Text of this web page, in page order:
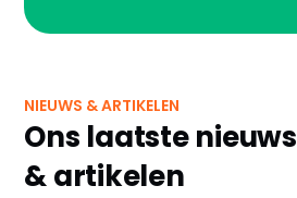
NIEUWS & ARTIKELEN
Ons laatste nieuws
& artikelen